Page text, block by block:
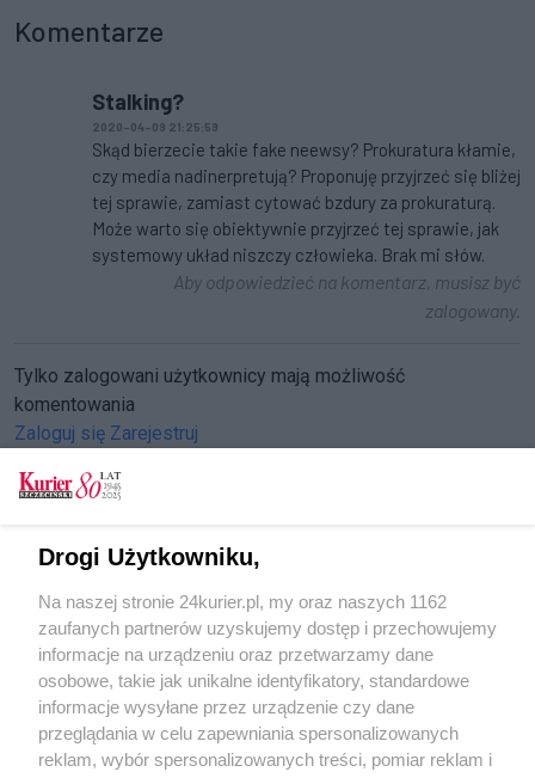
Komentarze
Stalking?
2020-04-09 21:25:59
Skąd bierzecie takie fake neewsy? Prokuratura kłamie,
czy media nadinerpretują? Proponuję przyjrzeć się bliżej
tej sprawie, zamiast cytować bzdury za prokuraturą.
Może warto się obiektywnie przyjrzeć tej sprawie, jak
systemowy układ niszczy człowieka. Brak mi słów.
Aby odpowiedzieć na komentarz, musisz być
zalogowany.
Tylko zalogowani użytkownicy mają możliwość
komentowania
Zaloguj się Zarejestruj
CZYTAJ TAKŻE
Aresztowany za stalking. Pięściami w drzwi
Zarzuty dla stalkera
POGODA
Drogi Użytkowniku,
Na naszej stronie 24kurier.pl, my oraz naszych 1162
zaufanych partnerów uzyskujemy dostęp i przechowujemy
informacje na urządzeniu oraz przetwarzamy dane
osobowe, takie jak unikalne identyfikatory, standardowe
informacje wysyłane przez urządzenie czy dane
przeglądania w celu zapewniania spersonalizowanych
reklam, wybór spersonalizowanych treści, pomiar reklam i